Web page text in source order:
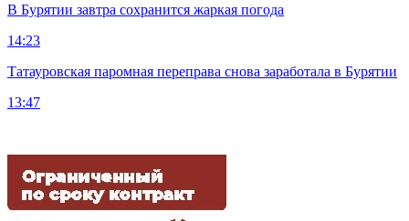
В Бурятии завтра сохранится жаркая погода
14:23
Татауровская паромная переправа снова заработала в Бурятии
13:47